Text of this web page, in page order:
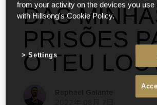
DAS
PRISÕES
O TEU
from your activity on the devices you use
with Hillsong's Cookie Policy.
Settings